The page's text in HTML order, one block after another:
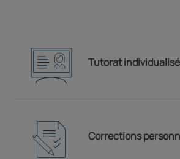
Tutorat individualisé
Corrections